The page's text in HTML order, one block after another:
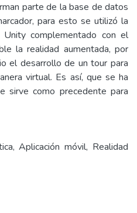
parte de la base de datos
para esto se utilizó la
Unity complementado con el
la realidad aumentada, por
el desarrollo de un tour para
virtual. Es así, que se ha
sirve como precedente para
Aplicación móvil, Realidad